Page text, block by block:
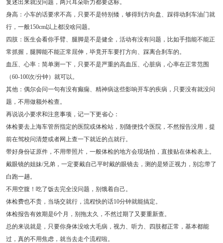
复述出来就没问题，两只耳朵听力都要达标。
身高：小车的话要求不高，只要不是特别矮，够得到方向盘、踩得动刹车油门就
行，一般150cm以上都没啥问题。
四肢：医生会看你手臂、腿脚是不是健全，活动有没有问题，比如手指能不能正
常抓握，腿脚能不能正常屈伸，毕竟开车要打方向、踩离合刹车的。
血压、心率：简单测一下，只要不是严重的高血压、心脏病，心率在正常范围
（60-100次/分钟）就可以。
其他：偶尔会问一句有没有癫痫、精神病这些影响开车的疾病，只要没有就没问
题，不用做额外检查。
再说说小要求和注意事项，记一下更省心：
体检要去上海车管所指定的医院或体检站，别随便找个医院，不然报告没用，提
前在驾校问清楚或者网上查一下就近的点就行。
带好身份证原件，不用带照片，一般体检的地方会现场拍，直接贴在体检表上。
戴眼镜的姐妹/兄弟，一定要戴自己平时戴的眼镜去，测的是矫正视力，别忘带了
白跑一趟。
不用空腹！吃了饭去完全没问题，别饿着自己。
体检费也不贵，当场交就行，流程快的话10分钟就能搞定。
体检报告有效期是6个月，别拖太久，不然过期了又要重新查。
总的来说就是，只要你身体没啥大毛病，视力、听力、四肢都正常，基本都能
过，真的不用焦虑，就当去走个流程啦。